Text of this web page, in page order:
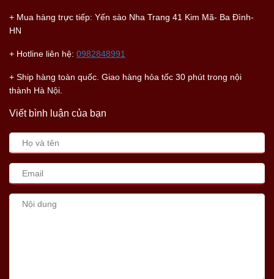
+ Mua hàng trực tiếp: Yến sào Nha Trang 41 Kim Mã- Ba Đình-
HN
+ Hotline liên hệ: 0982848991
+ Ship hàng toàn quốc. Giao hàng hỏa tốc 30 phút trong nội
thành Hà Nội.
Viết bình luận của bạn